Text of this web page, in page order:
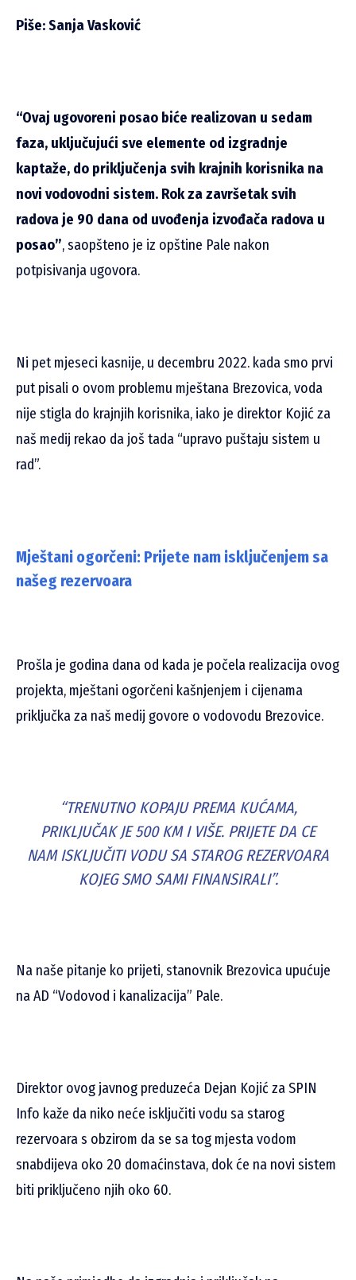
Piše: Sanja Vasković
“Ovaj ugovoreni posao biće realizovan u sedam
faza, uključujući sve elemente od izgradnje
kaptaže, do priključenja svih krajnih korisnika na
novi vodovodni sistem. Rok za završetak svih
radova je 90 dana od uvođenja izvođača radova u
posao”, saopšteno je iz opštine Pale nakon
potpisivanja ugovora.
Ni pet mjeseci kasnije, u decembru 2022. kada smo prvi
put pisali o ovom problemu mještana Brezovica, voda
nije stigla do krajnjih korisnika, iako je direktor Kojić za
naš medij rekao da još tada “upravo puštaju sistem u
rad”.
Mještani ogorčeni: Prijete nam isključenjem sa
našeg rezervoara
Prošla je godina dana od kada je počela realizacija ovog
projekta, mještani ogorčeni kašnjenjem i cijenama
priključka za naš medij govore o vodovodu Brezovice.
“TRENUTNO KOPAJU PREMA KUĆAMA,
PRIKLJUČAK JE 500 KM I VIŠE. PRIJETE DA CE
NAM ISKLJUČITI VODU SA STAROG REZERVOARA
KOJEG SMO SAMI FINANSIRALI”.
Na naše pitanje ko prijeti, stanovnik Brezovica upućuje
na AD “Vodovod i kanalizacija” Pale.
Direktor ovog javnog preduzeća Dejan Kojić za SPIN
Info kaže da niko neće isključiti vodu sa starog
rezervoara s obzirom da se sa tog mjesta vodom
snabdijeva oko 20 domaćinstava, dok će na novi sistem
biti priključeno njih oko 60.